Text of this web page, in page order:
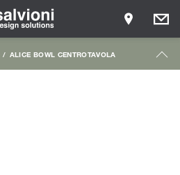
ALICE BOWL CENTROTAVOLA